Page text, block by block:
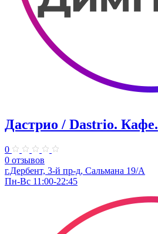
Дастрио / Dastrio. Кафе.
0
0 отзывов
г.Дербент, 3-й пр-д, Сальмана 19/А
Пн-Вс 11:00-22:45